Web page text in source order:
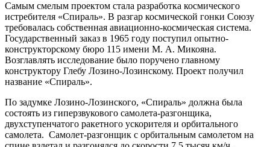
Самым смелым проектом стала разработка космического
истребителя «Спираль». В разгар космической гонки Союзу
требовалась собственная авиационно-космическая система.
Государственный заказ в 1965 году поступил опытно-
конструкторскому бюро 115 имени М. А. Микояна.
Возглавлять исследование было поручено главному
конструктору Глебу Лозино-Лозинскому. Проект получил
название «Спираль».
По задумке Лозино-Лозинского, «Спираль» должна была
состоять из гиперзвукового самолета-разгонщика,
двухступенчатого ракетного ускорителя и орбитального
самолета. Самолет-разгонщик с орбитальным самолетом на